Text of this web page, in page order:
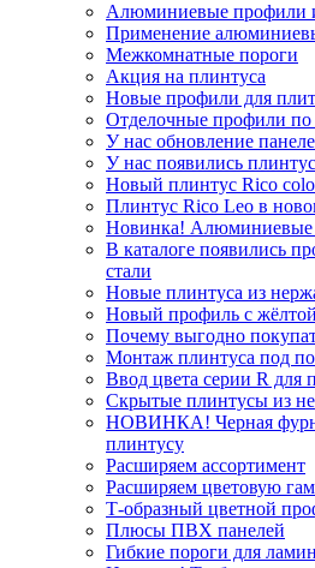
Алюминиевые профили
Применение
Межкомнатные пороги
Акция на плинтуса
Новые профили для
Отделочные профили по
У нас обновление
У нас появились
Новый плинтус Rico
Плинтус Rico Leo в
Новинка!
В каталоге появились
стали
Новые плинтуса из
Новый профиль с жёлтой
Почему выгодно
Монтаж плинтуса под
Ввод цвета серии R для
Скрытые плинтусы из
НОВИНКА! Черная
плинтусу
Расширяем ассортимент
Расширяем цветовую
Т-образный цветной
Плюсы ПВХ панелей
Гибкие пороги для